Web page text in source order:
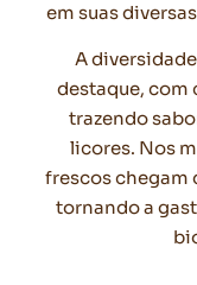
em suas
A
destaque, com
trazendo
licores. Nos
frescos chegam
tornando a